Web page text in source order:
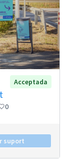
Acceptada
0
suport